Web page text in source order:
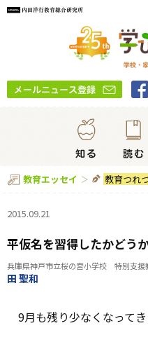
教育エッセイ 教育つれ
2015.09.21
平仮名を習得したかどう
兵庫県神戸市立桜の宮小学校 特別支援
田 聖和
9月も残り少なくなってき